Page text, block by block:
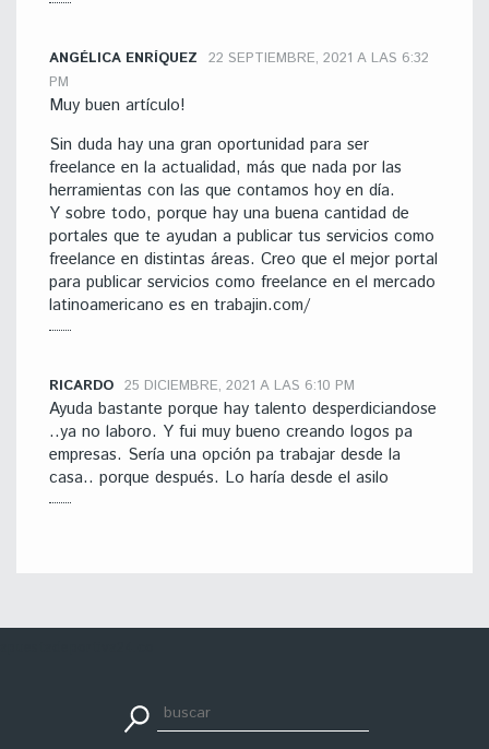
ANGÉLICA ENRÍQUEZ 22 SEPTIEMBRE, 2021 A LAS 6:32
PM
Muy buen artículo!
Sin duda hay una gran oportunidad para ser
freelance en la actualidad, más que nada por las
herramientas con las que contamos hoy en día.
Y sobre todo, porque hay una buena cantidad de
portales que te ayudan a publicar tus servicios como
freelance en distintas áreas. Creo que el mejor portal
para publicar servicios como freelance en el mercado
latinoamericano es en trabajin.com/
RICARDO 25 DICIEMBRE, 2021 A LAS 6:10 PM
Ayuda bastante porque hay talento desperdiciandose
..ya no laboro. Y fui muy bueno creando logos pa
empresas. Sería una opción pa trabajar desde la
casa.. porque después. Lo haría desde el asilo